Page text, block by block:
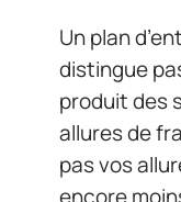
Un plan
distingue
produit des
allures de
pas vos